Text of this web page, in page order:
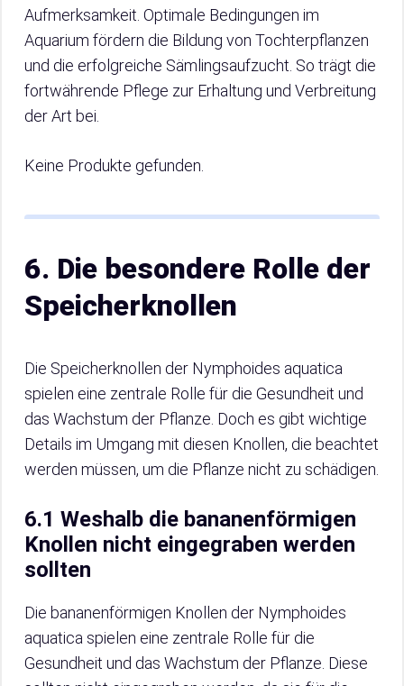
Aufmerksamkeit. Optimale Bedingungen im
Aquarium fördern die Bildung von Tochterpflanzen
und die erfolgreiche Sämlingsaufzucht. So trägt die
fortwährende Pflege zur Erhaltung und Verbreitung
der Art bei.
Keine Produkte gefunden.
6. Die besondere Rolle der
Speicherknollen
Die Speicherknollen der Nymphoides aquatica
spielen eine zentrale Rolle für die Gesundheit und
das Wachstum der Pflanze. Doch es gibt wichtige
Details im Umgang mit diesen Knollen, die beachtet
werden müssen, um die Pflanze nicht zu schädigen.
6.1 Weshalb die bananenförmigen
Knollen nicht eingegraben werden
sollten
Die bananenförmigen Knollen der Nymphoides
aquatica spielen eine zentrale Rolle für die
Gesundheit und das Wachstum der Pflanze. Diese